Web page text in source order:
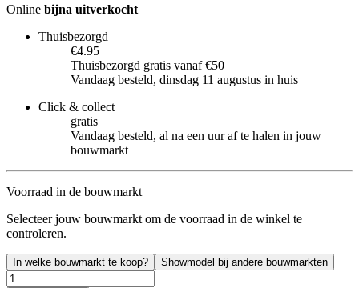
Online bijna uitverkocht
Thuisbezorgd
€4.95
Thuisbezorgd gratis vanaf €50
Vandaag besteld, dinsdag 11 augustus in huis
Click & collect
gratis
Vandaag besteld, al na een uur af te halen in jouw
bouwmarkt
Voorraad in de bouwmarkt
Selecteer jouw bouwmarkt om de voorraad in de winkel te
controleren.
In welke bouwmarkt te koop? Showmodel bij andere bouwmarkten